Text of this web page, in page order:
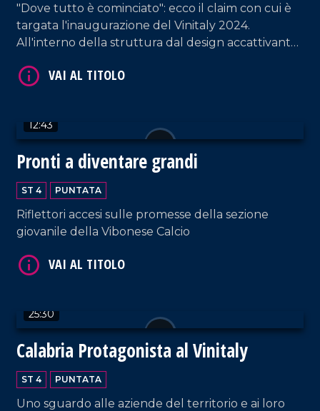
"Dove tutto è cominciato": ecco il claim con cui è
targata l'inaugurazione del Vinitaly 2024.
All'interno della struttura dal design accattivante,
da tutta la Calabria - raccontano la propria
anche dall'Italia.
12:43
Pronti a diventare grandi
ST 4 PUNTATA
Riflettori accesi sulle promesse della sezione
giovanile della Vibonese Calcio
25:30
Calabria Protagonista al Vinitaly
ST 4 PUNTATA
Uno sguardo alle aziende del territorio e ai loro
VAI AL TITOLO
VAI AL TITOLO
VAI AL TITOLO